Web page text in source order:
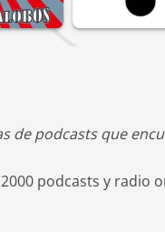
de podcasts que
podcasts y radio